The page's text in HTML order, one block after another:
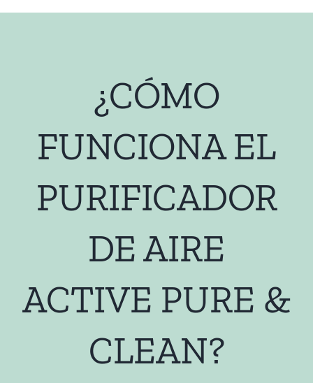
¿CÓMO
FUNCIONA EL
PURIFICADOR
DE AIRE
ACTIVE PURE &
CLEAN?